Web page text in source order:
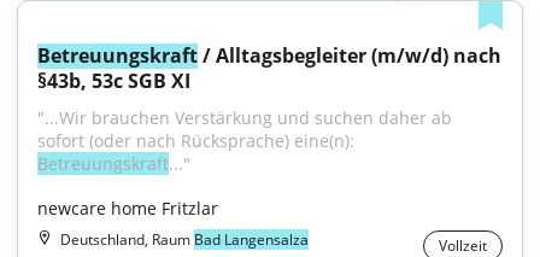
Betreuungskraft / Alltagsbegleiter (m/w/d) nach
§43b, 53c SGB XI
"...Wir brauchen Verstärkung und suchen daher ab
Betreuungskraft..."
newcare home Fritzlar
Deutschland, Raum Bad Langensalza Vollzeit